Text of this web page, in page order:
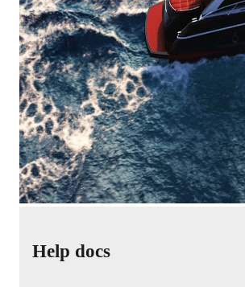
Help docs